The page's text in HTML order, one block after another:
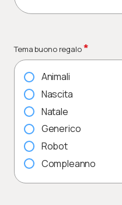
Tema buono regalo*
Animali
Nascita
Natale
Generico
Robot
Compleanno